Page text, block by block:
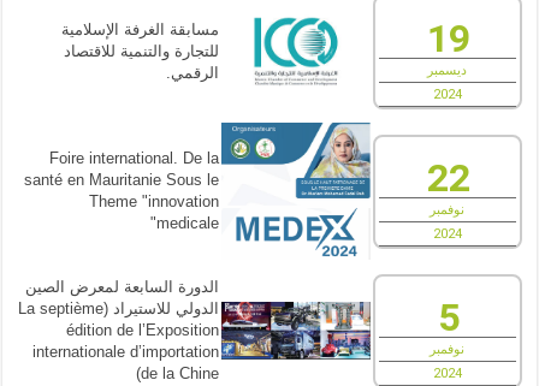
19
ديسمبر
2024
مسابقة الغرفة الإسلامية
للتجارة والتنمية للاقتصاد
الرقمي.
22
نوفمبر
2024
Foire international. De la
santé en Mauritanie Sous le
Theme "innovation
medicale"
5
نوفمبر
2024
الدورة السابعة لمعرض الصين
الدولي للاستيراد (La septième
édition de l’Exposition
internationale d’importation
de la Chine)